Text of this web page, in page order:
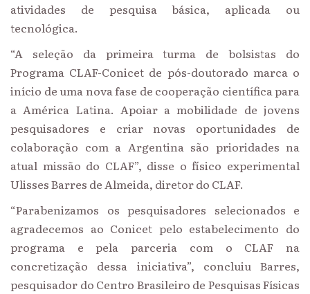
atividades de pesquisa básica, aplicada ou
tecnológica.
“A seleção da primeira turma de bolsistas do
Programa CLAF-Conicet de pós-doutorado marca o
início de uma nova fase de cooperação científica para
a América Latina. Apoiar a mobilidade de jovens
pesquisadores e criar novas oportunidades de
colaboração com a Argentina são prioridades na
atual missão do CLAF”, disse o físico experimental
Ulisses Barres de Almeida, diretor do CLAF.
“Parabenizamos os pesquisadores selecionados e
agradecemos ao Conicet pelo estabelecimento do
programa e pela parceria com o CLAF na
concretização dessa iniciativa”, concluiu Barres,
pesquisador do Centro Brasileiro de Pesquisas Físicas